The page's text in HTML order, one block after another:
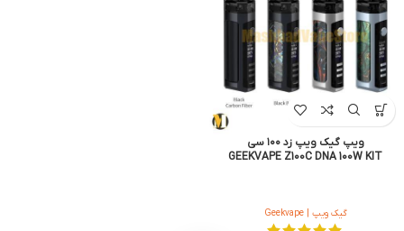
ویپ گیک ویپ زد ۱۰۰ سی
GEEKVAPE Z100C DNA 100W KIT
گیک ویپ | Geekvape